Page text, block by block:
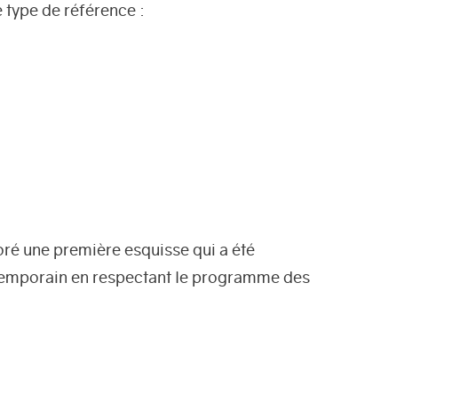
type de référence :
une première esquisse qui a été
en respectant le programme des